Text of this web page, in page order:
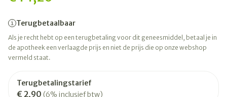
Terugbetaalbaar
Als je recht hebt op een terugbetaling voor dit geneesmiddel, betaal je in
de apotheek een verlaagde prijs en niet de prijs die op onze webshop
vermeld staat.
Terugbetalingstarief
€ 2,90 (6% inclusief btw)